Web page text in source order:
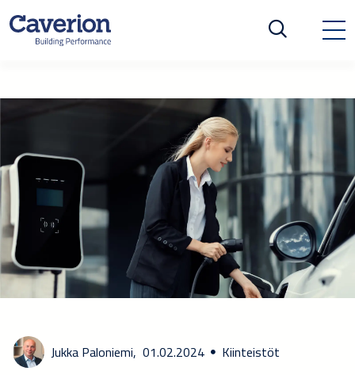
Jukka Paloniemi, 01.02.2024 Kiinteistöt